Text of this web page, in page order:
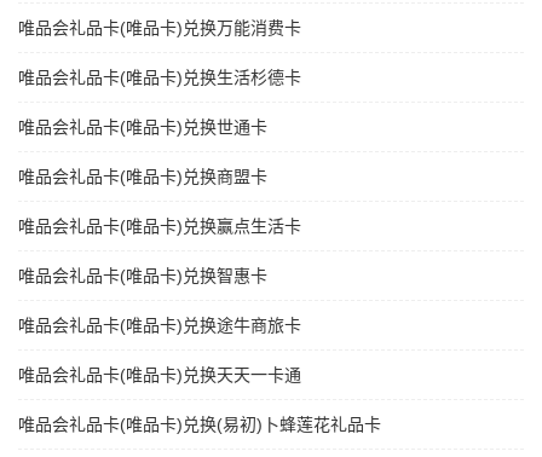
唯品会礼品卡(唯品卡)兑换万能消费卡
唯品会礼品卡(唯品卡)兑换生活杉德卡
唯品会礼品卡(唯品卡)兑换世通卡
唯品会礼品卡(唯品卡)兑换商盟卡
唯品会礼品卡(唯品卡)兑换赢点生活卡
唯品会礼品卡(唯品卡)兑换智惠卡
唯品会礼品卡(唯品卡)兑换途牛商旅卡
唯品会礼品卡(唯品卡)兑换天天一卡通
唯品会礼品卡(唯品卡)兑换(易初)卜蜂莲花礼品卡